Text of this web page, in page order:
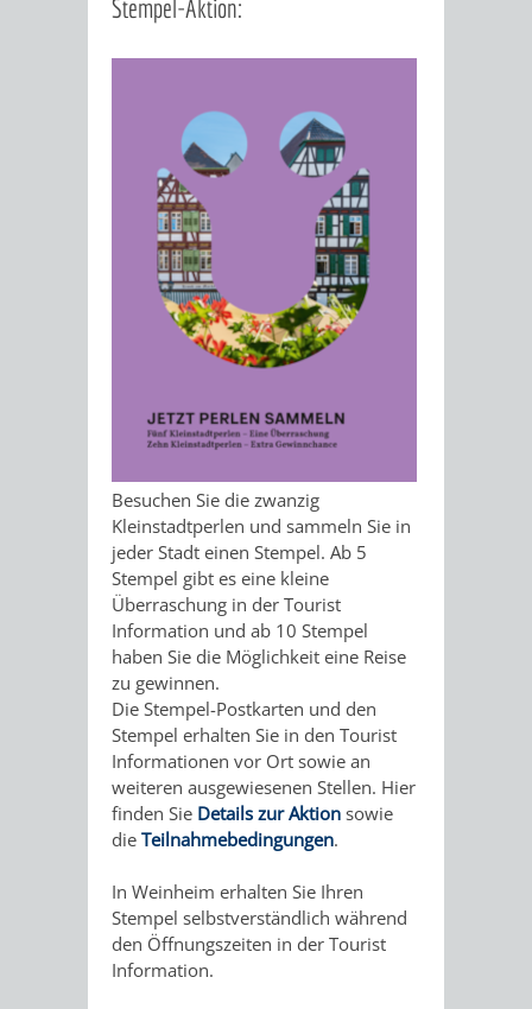
ZAHLEN
/
FAKTEN
BILDUNG
KINDERBETREUUNG
KINDERTAGESPFLEGE
KINDERKRIPPEN
KINDERTAGESSTÄTTEN
PROJEKT
"KINDER
SCHÜTZEN
-
KINDER
STÄRKEN"
FÜR
DIE
TIPPS
&
SCHULEN
SCHULARTEN
SCHULVERWALTUNG
SCHULFERIEN
SCHÜLERBEFÖRDERUNG
HORTE
/
GRUNDSCHULBETREUUNG
/
FERIENBETREUUNG
SCHULSOZIALARBEIT
INKLUSION
STADTBIBLIOTHEK
A
AUSLEIHE
FREIZEIT
VERANSTALTUNGSKALENDER
SOMMERTAGSZUG
LIVE“
Stempel-Aktion:
Besuchen Sie die zwanzig
Kleinstadtperlen und sammeln Sie in
jeder Stadt einen Stempel. Ab 5
Stempel gibt es eine kleine
Überraschung in der Tourist
Information und ab 10 Stempel
haben Sie die Möglichkeit eine Reise
zu gewinnen.
Die Stempel-Postkarten und den
Stempel erhalten Sie in den Tourist
Informationen vor Ort sowie an
weiteren ausgewiesenen Stellen. Hier
finden Sie Details zur Aktion sowie
die Teilnahmebedingungen.
In Weinheim erhalten Sie Ihren
Stempel selbstverständlich während
den Öffnungszeiten in der Tourist
Information.